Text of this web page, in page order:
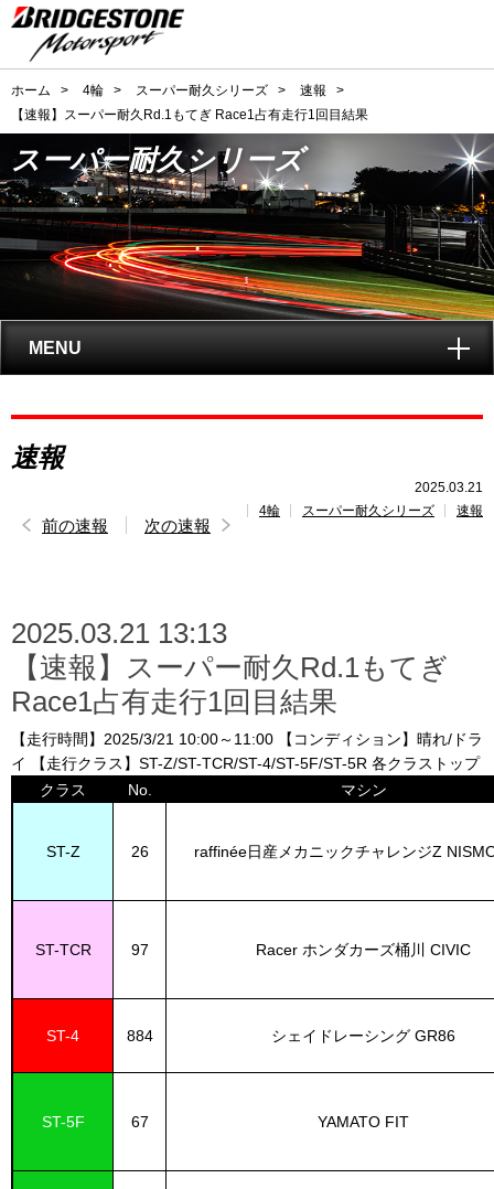
ホーム > 4輪 > スーパー耐久シリーズ > 速報
>
【速報】スーパー耐久Rd.1もてぎ Race1占有走行1回目結果
スーパー耐久シリーズ
MENU
スーパー耐久
シリーズとは?
レポート
レース開催 スケジュール
ポイント ランキング
ドライバー名鑑
速報
2025.03.21
4輪
スーパー耐久シリーズ 速報
前の速報 次の速報
2025.03.21 13:13
【速報】スーパー耐久Rd.1もてぎ
Race1占有走行1回目結果
【走行時間】2025/3/21 10:00～11:00 【コンディション】晴れ/ドラ
イ 【走行クラス】ST-Z/ST-TCR/ST-4/ST-5F/ST-5R 各クラストップ
クラス
No. マシン
ST-Z 26 raffinée日産メカニックチャレンジZ
ST-TCR 97 Racer ホンダカーズ桶川 CIVIC
ST-4 884 シェイドレーシング GR86
ST-5F 67 YAMATO FIT